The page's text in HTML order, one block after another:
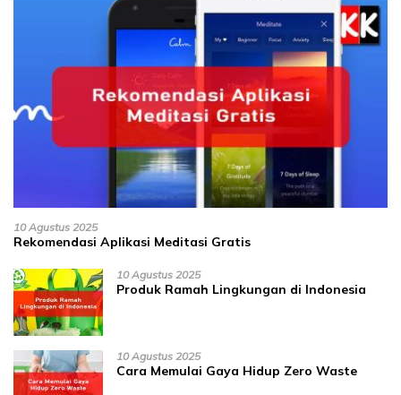
10 Agustus 2025
Rekomendasi Aplikasi Meditasi Gratis
10 Agustus 2025
Produk Ramah Lingkungan di Indonesia
10 Agustus 2025
Cara Memulai Gaya Hidup Zero Waste